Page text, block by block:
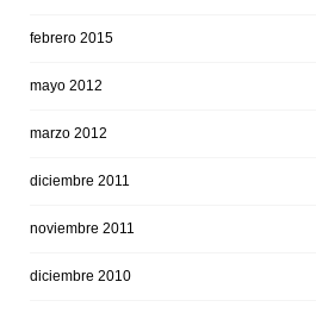
febrero 2015
mayo 2012
marzo 2012
diciembre 2011
noviembre 2011
diciembre 2010